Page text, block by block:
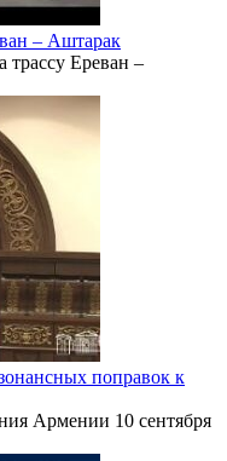
– Аштарак
трассу Ереван –
поправок к
Армении 10 сентября